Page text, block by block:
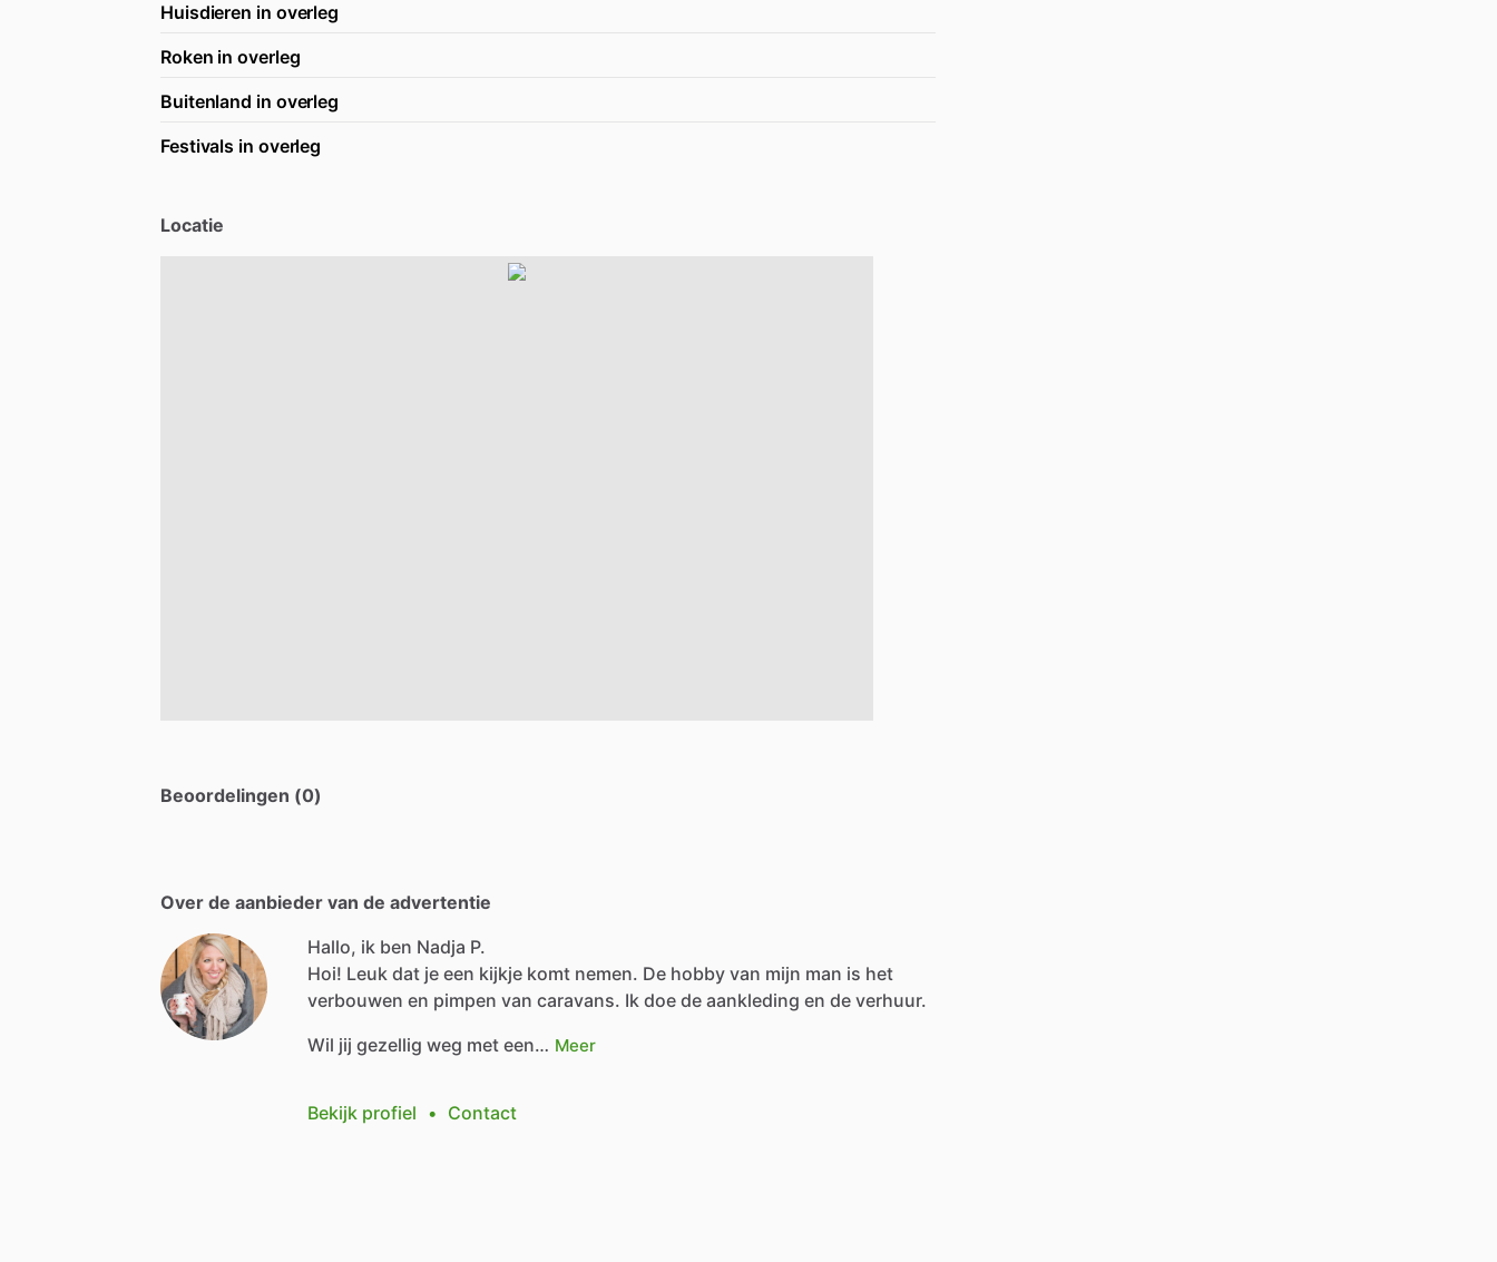
Huisdieren in overleg
Roken in overleg
Buitenland in overleg
Festivals in overleg
Locatie
Beoordelingen (0)
Over de aanbieder van de advertentie
Hallo, ik ben Nadja P.
Hoi! Leuk dat je een kijkje komt nemen. De hobby van mijn man is het
verbouwen en pimpen van caravans. Ik doe de aankleding en de verhuur.
Wil jij gezellig weg met een… Meer
Bekijk profiel • Contact